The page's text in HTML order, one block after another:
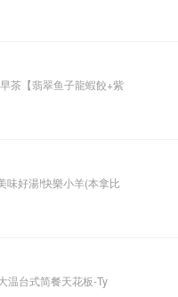
茶【翡翠鱼子龍蝦餃+紫
味好湯!快樂小羊(本拿比
温台式简餐天花板-Ty